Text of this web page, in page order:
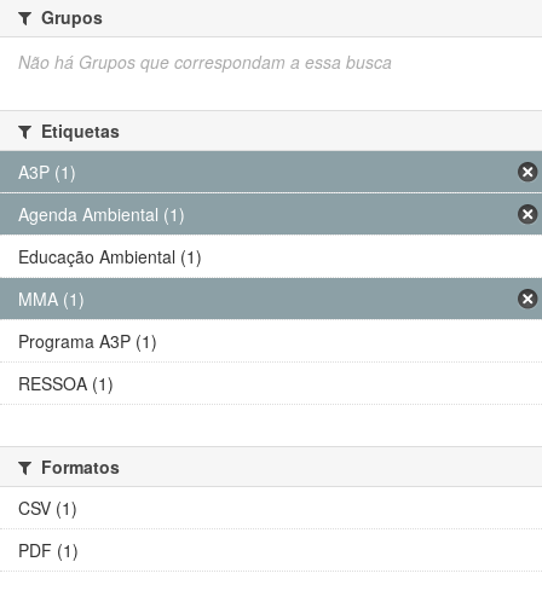
Grupos
Não há Grupos que correspondam a essa busca
Etiquetas
A3P (1)
Agenda Ambiental (1)
Educação Ambiental (1)
MMA (1)
Programa A3P (1)
RESSOA (1)
Formatos
CSV (1)
PDF (1)